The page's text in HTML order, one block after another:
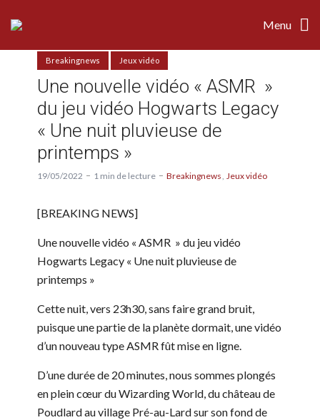
Menu
Breakingnews Jeux vidéo
Une nouvelle vidéo « ASMR »
du jeu vidéo Hogwarts Legacy
« Une nuit pluvieuse de
printemps »
19/05/2022 1 min de lecture Breakingnews Jeux vidéo
[BREAKING NEWS]
Une nouvelle vidéo « ASMR » du jeu vidéo
Hogwarts Legacy « Une nuit pluvieuse de
printemps »
Cette nuit, vers 23h30, sans faire grand bruit,
puisque une partie de la planète dormait, une vidéo
d’un nouveau type ASMR fût mise en ligne.
D’une durée de 20 minutes, nous sommes plongés
en plein cœur du Wizarding World, du château de
Poudlard au village Pré-au-Lard sur son fond de